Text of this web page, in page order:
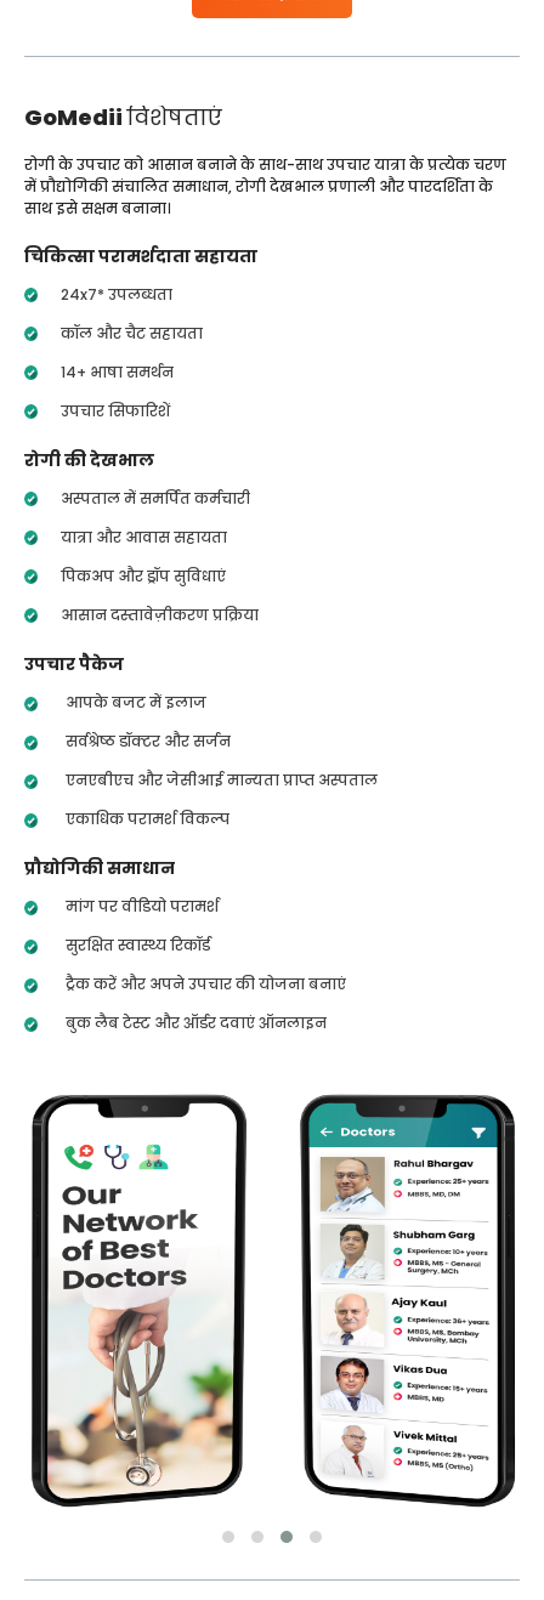
GoMediiविशेषताएं
रोगी के उपचार को आसान बनाने के साथ-साथ उपचार यात्रा के प्रत्येक चरण
में प्रौद्योगिकी संचालित समाधान, रोगी देखभाल प्रणाली और पारदर्शिता के
साथ इसे सक्षम बनाना।
चिकित्सा परामर्शदाता सहायता
24x7* उपलब्धता
कॉल और चैट सहायता
14+ भाषा समर्थन
उपचार सिफारिशें
रोगी की देखभाल
अस्पताल में समर्पित कर्मचारी
यात्रा और आवास सहायता
पिकअप और ड्रॉप सुविधाएं
आसान दस्तावेज़ीकरण प्रक्रिया
उपचार पैकेज
आपके बजट में इलाज
सर्वश्रेष्ठ डॉक्टर और सर्जन
एनएबीएच और जेसीआई मान्यता प्राप्त अस्पताल
एकाधिक परामर्श विकल्प
प्रौद्योगिकी समाधान
मांग पर वीडियो परामर्श
सुरक्षित स्वास्थ्य रिकॉर्ड
ट्रैक करें और अपने उपचार की योजना बनाएं
बुक लैब टेस्ट और ऑर्डर दवाएं ऑनलाइन